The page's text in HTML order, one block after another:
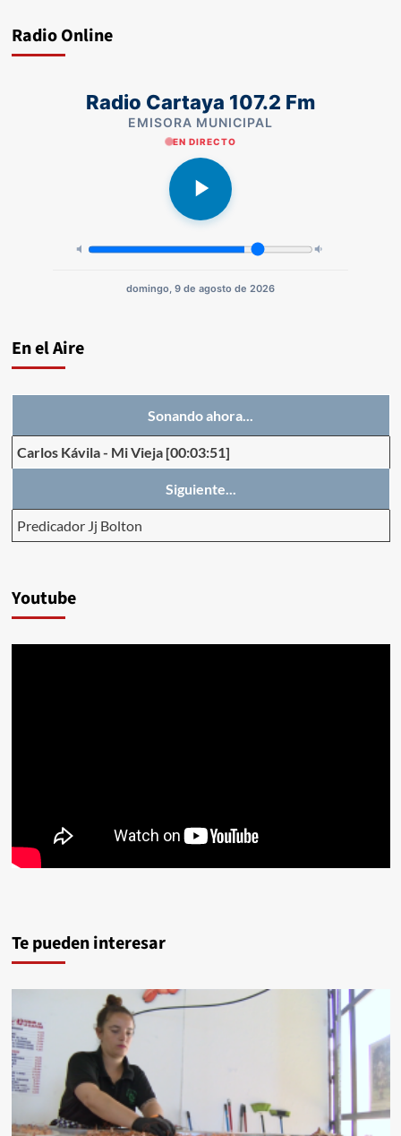
Radio Online
Radio Cartaya 107.2 Fm
EMISORA MUNICIPAL
EN DIRECTO
domingo, 9 de agosto de 2026
En el Aire
Sonando ahora...
Carlos Kávila- Mi Vieja [00:03:51]
Siguiente...
Predicador Jj Bolton
Youtube
Te pueden interesar